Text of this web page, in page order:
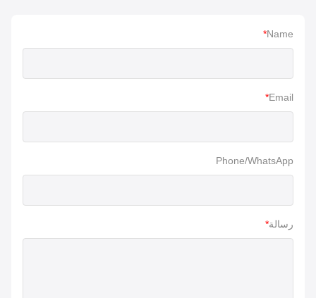
Name
*
Email
*
Phone/WhatsApp
رسالة